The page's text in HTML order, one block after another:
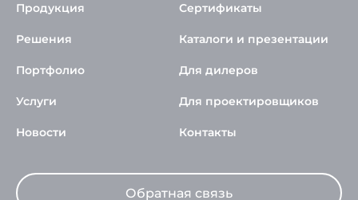
Продукция
Решения
Портфолио
Услуги
Новости
Сертификаты
Каталоги и презентации
Для дилеров
Для проектировщиков
Контакты
Обратная связь